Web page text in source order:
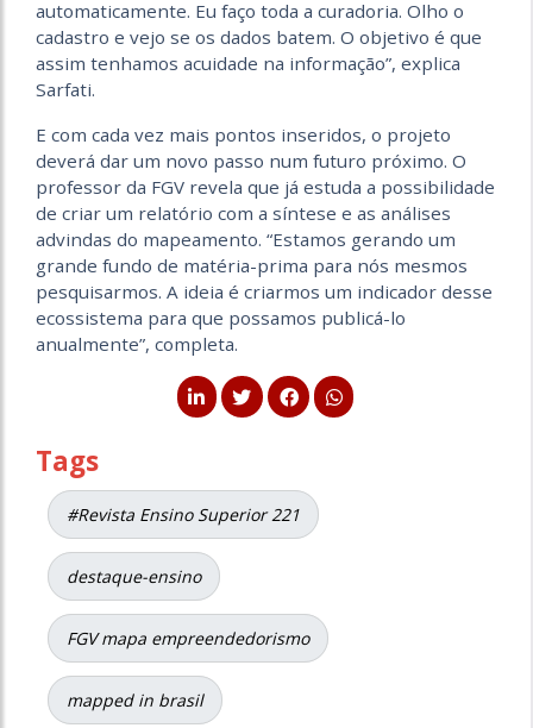
automaticamente. Eu faço toda a curadoria. Olho o
cadastro e vejo se os dados batem. O objetivo é que
assim tenhamos acuidade na informação”, explica
Sarfati.
E com cada vez mais pontos inseridos, o projeto
deverá dar um novo passo num futuro próximo. O
professor da FGV revela que já estuda a possibilidade
de criar um relatório com a síntese e as análises
advindas do mapeamento. “Estamos gerando um
grande fundo de matéria-prima para nós mesmos
pesquisarmos. A ideia é criarmos um indicador desse
ecossistema para que possamos publicá-lo
anualmente”, completa.
Tags
#Revista Ensino Superior 221
destaque-ensino
FGV mapa empreendedorismo
mapped in brasil